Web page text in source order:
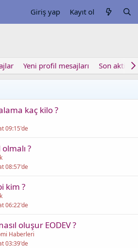
Giriş yap Kayıt ol
Yeni profil mesajları Son aktivite
kaç kilo ?
09:15'de
olmalı ?
08:57'de
kim ?
06:22'de
oluşur EODEV ?
Haberleri
03:39'de